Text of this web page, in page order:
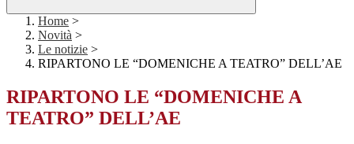
Home >
Novità >
Le notizie >
RIPARTONO LE “DOMENICHE A TEATRO” DELL’AE
RIPARTONO LE “DOMENICHE A
TEATRO” DELL’AE